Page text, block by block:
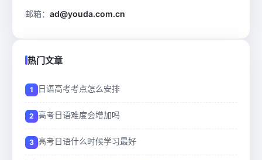
邮箱： ad@youda.com.cn
热门文章
日语高考考点怎么安排
高考日语难度会增加吗
高考日语什么时候学习最好